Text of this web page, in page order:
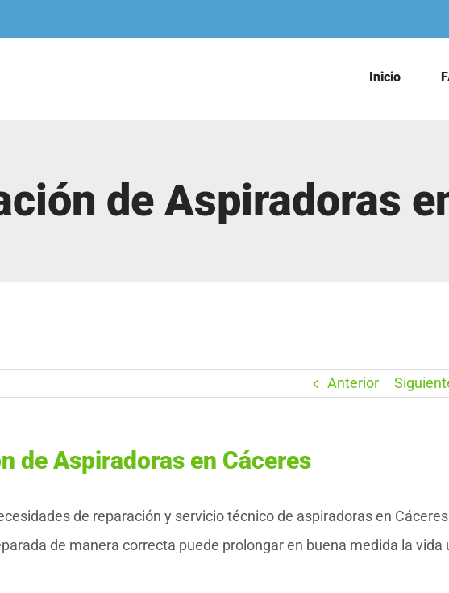
Inicio
de Aspiradoras
Anterior
de Aspiradoras en Cáceres
de reparación y servicio técnico de aspiradoras en
de manera correcta puede prolongar en buena medida la vida